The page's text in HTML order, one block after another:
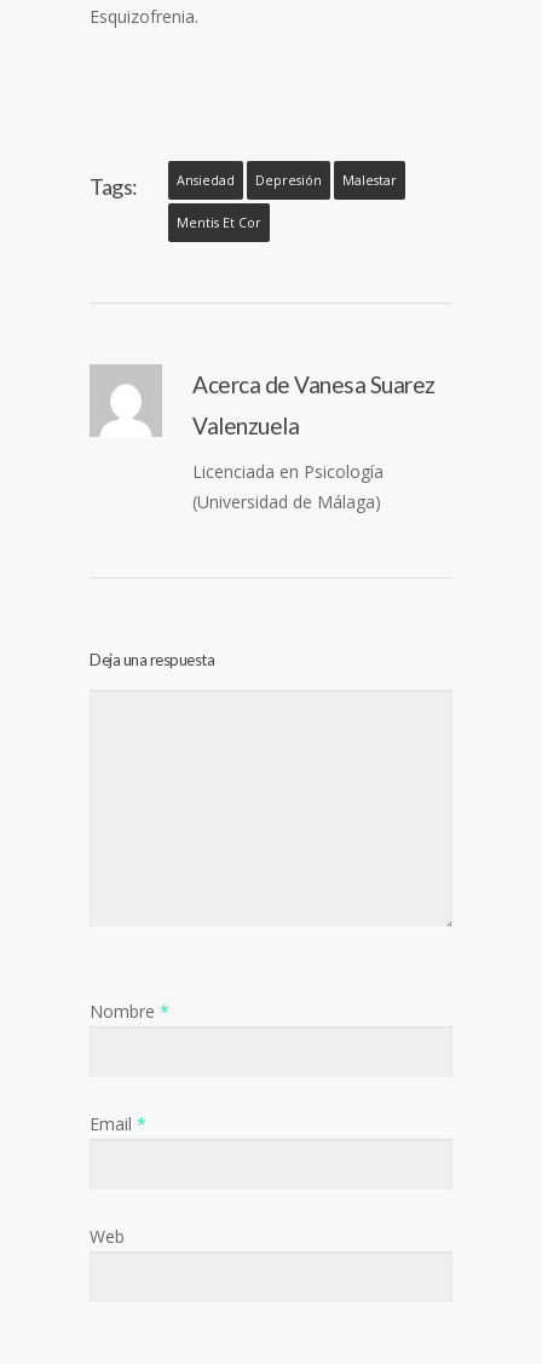
Esquizofrenia.
Tags: Ansiedad Depresión Malestar
Mentis Et Cor
Acerca deVanesa Suarez
Valenzuela
Licenciada en Psicología
(Universidad de Málaga)
Deja una respuesta
Nombre *
Email *
Web